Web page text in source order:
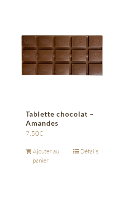
Tablette chocolat –
Amandes
7,50€
Ajouter au
panier
Détails